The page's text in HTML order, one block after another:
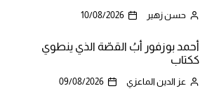
حسن زهير 10/08/2026
أحمد بوزفور أبُ القصّة الذي ينطوي
ككتاب
عز الدين الماعزي 09/08/2026